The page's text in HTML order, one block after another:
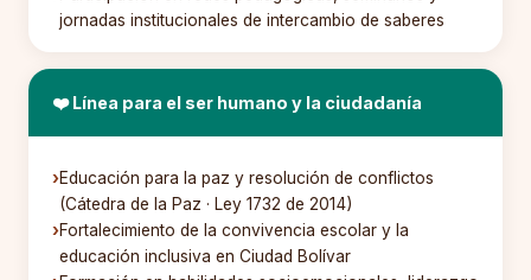
jornadas institucionales de intercambio de saberes
❤️ Línea para el ser humano y la ciudadanía
Educación para la paz y resolución de conflictos
(Cátedra de la Paz · Ley 1732 de 2014)
Fortalecimiento de la convivencia escolar y la
educación inclusiva en Ciudad Bolívar